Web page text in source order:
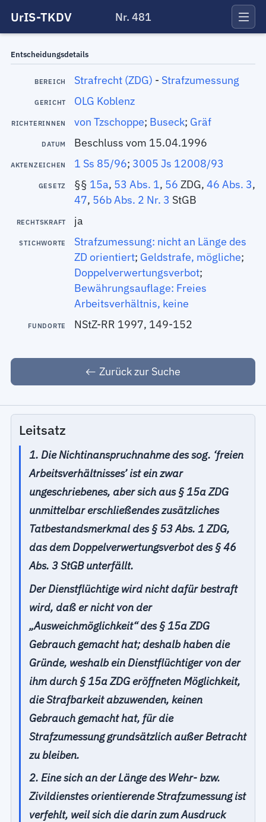
UrIS-TKDV Nr. 481
Entscheidungsdetails
BEREICH Strafrecht (ZDG) - Strafzumessung
GERICHT OLG Koblenz
RICHTERINNEN von Tzschoppe; Buseck; Gräf
DATUM Beschluss vom 15.04.1996
AKTENZEICHEN 1 Ss 85/96; 3005 Js 12008/93
GESETZ §§ 15a, 53 Abs. 1, 56 ZDG, 46 Abs. 3,
47, 56b Abs. 2 Nr. 3 StGB
RECHTSKRAFT ja
STICHWORTE
Strafzumessung: nicht an Länge des
ZD orientiert; Geldstrafe, mögliche;
Doppelverwertungsverbot;
Bewährungsauflage: Freies
Arbeitsverhältnis, keine
FUNDORTE NStZ-RR 1997, 149-152
Zurück zur Suche
Leitsatz
1. Die Nichtinanspruchnahme des sog. ‘freien
Arbeitsverhältnisses’ ist ein zwar
ungeschriebenes, aber sich aus § 15a ZDG
unmittelbar erschließendes zusätzliches
Tatbestandsmerkmal des § 53 Abs. 1 ZDG,
das dem Doppelverwertungsverbot des § 46
Abs. 3 StGB unterfällt.
Der Dienstflüchtige wird nicht dafür bestraft
wird, daß er nicht von der
„Ausweichmöglichkeit“ des § 15a ZDG
Gebrauch gemacht hat; deshalb haben die
Gründe, weshalb ein Dienstflüchtiger von der
ihm durch § 15a ZDG eröffneten Möglichkeit,
die Strafbarkeit abzuwenden, keinen
Gebrauch gemacht hat, für die
Strafzumessung grundsätzlich außer Betracht
zu bleiben.
2. Eine sich an der Länge des Wehr- bzw.
Zivildienstes orientierende Strafzumessung ist
verfehlt, weil sich die darin zum Ausdruck